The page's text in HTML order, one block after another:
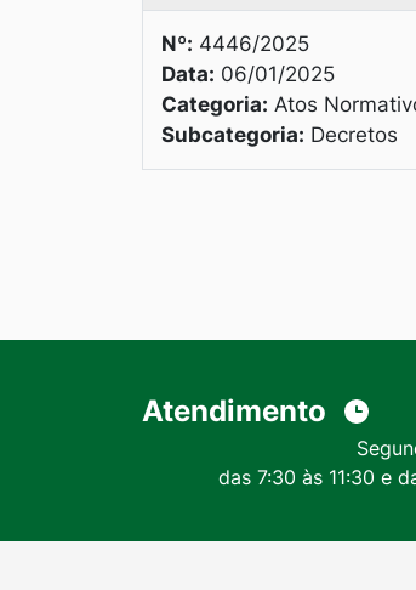
Nº: 4446/2025
Data: 06/01/2025
Categoria: Atos
Subcategoria: Decretos
Atendimento
das 7:30 às 11:30 e